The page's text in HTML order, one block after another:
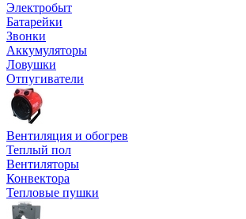
Электробыт
Батарейки
Звонки
Аккумуляторы
Ловушки
Отпугиватели
Вентиляция и обогрев
Теплый пол
Вентиляторы
Конвектора
Тепловые пушки